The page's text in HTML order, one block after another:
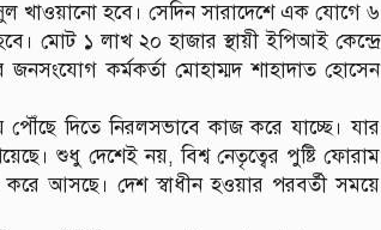
খাওয়ানো হবে। সেদিন সারাদেশে এক যোগে ৬
মোট ১ লাখ ২০ হাজার স্থায়ী ইপিআই কেন্দ্রে
জনসংযোগ কর্মকর্তা মোহাম্মদ শাহাদাত হোসেন
পৌঁছে দিতে নিরলসভাবে কাজ করে যাচ্ছে। যার
শুধু দেশেই নয়, বিশ্ব নেতৃত্বের পুষ্টি ফোরাম
করে আসছে। দেশ স্বাধীন হওয়ার পরবর্তী সময়ে